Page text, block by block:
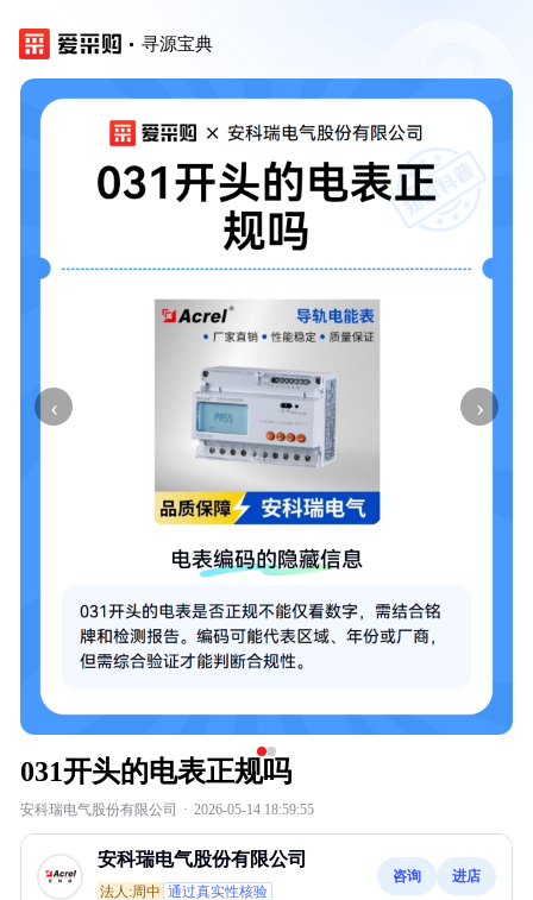
寻源宝典
‹ ›
031开头的电表正规吗
安科瑞电气股份有限公司 · 2026-05-14 18:59:55
安科瑞电气股份有限公司
法人:周中 通过真实性核验
咨询 进店